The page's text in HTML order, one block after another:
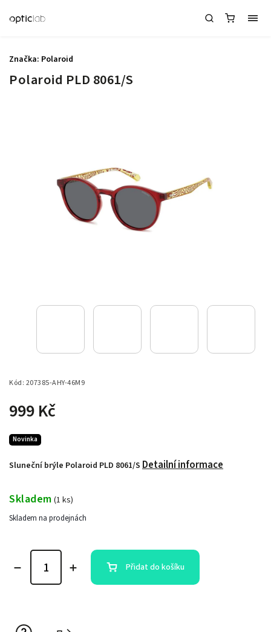
Polaroid PLD 8061/S
Kód: 207385-AHY-46M9
999 Kč
Sluneční brýle Polaroid PLD 8061/S Detailní informace
Novinka
Značka: Polaroid
Skladem (1 ks)
Skladem na prodejnách
Přidat do košíku